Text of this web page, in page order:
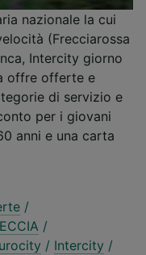
nazionale la cui
(Frecciarossa
Intercity giorno
offre offerte e
di servizio e
per i giovani
anni e una carta
/
/
/ Intercity /